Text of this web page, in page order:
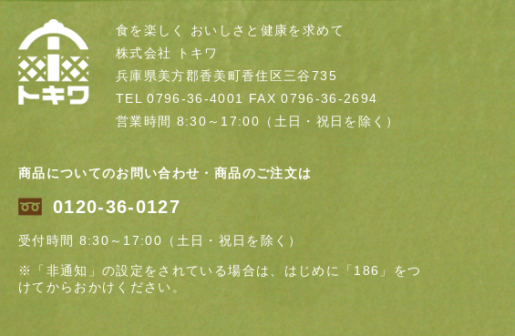
食を楽しく おいしさと健康を求めて
株式会社 トキワ
兵庫県美方郡香美町香住区三谷735
TEL 0796-36-4001 FAX 0796-36-2694
営業時間 8:30～17:00（土日・祝日を除く）
商品についてのお問い合わせ・商品のご注文は
0120-36-0127
受付時間 8:30～17:00（土日・祝日を除く）
※「非通知」の設定をされている場合は、はじめに「186」をつ
けてからおかけください。